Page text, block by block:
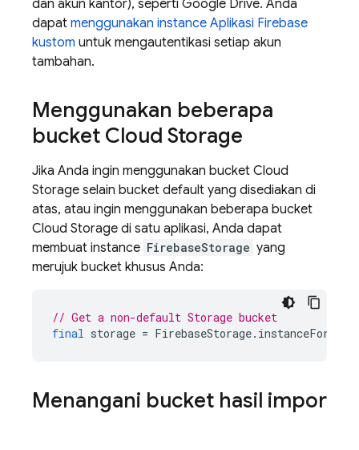
dan akun kantor), seperti Google Drive. Anda
dapat menggunakan instance Aplikasi Firebase
kustom untuk mengautentikasi setiap akun
tambahan.
Menggunakan beberapa
bucket Cloud Storage
Jika Anda ingin menggunakan bucket Cloud
Storage selain bucket default yang disediakan di
atas, atau ingin menggunakan beberapa bucket
Cloud Storage di satu aplikasi, Anda dapat
membuat instance FirebaseStorage yang
merujuk bucket khusus Anda:
// Get a non-default Storage bucket
final storage = FirebaseStorage. instanceFor
Menangani bucket hasil impor